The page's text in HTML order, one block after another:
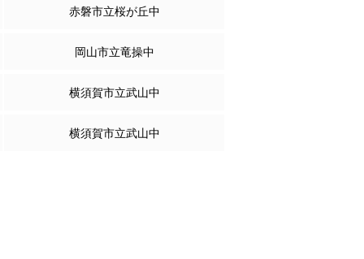
赤磐市立桜が丘中
岡山市立竜操中
横須賀市立武山中
横須賀市立武山中